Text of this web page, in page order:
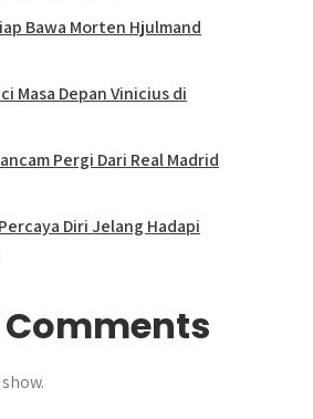
Bawa Morten Hjulmand
Masa Depan Vinicius di
Pergi Dari Real Madrid
Diri Jelang Hadapi
Comments